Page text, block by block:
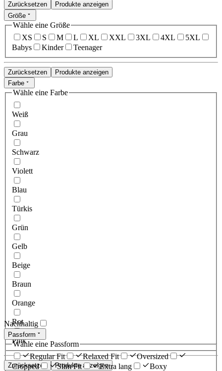
Zurücksetzen
Produkte anzeigen
Größe
Wähle eine Größe
XS
S M L XL XXL 3XL 4XL
5XL
Babys
Kinder Teenager
Zurücksetzen
Produkte anzeigen
Farbe
Wähle eine Farbe
Weiß
Grau
Schwarz
Violett
Blau
Türkis
Grün
Gelb
Beige
Braun
Orange
Rot
Pink
Zurücksetzen Produkte anzeigen
Nachhaltig
Passform
Wähle eine Passform
Regular Fit
Relaxed Fit
Oversized
Cropped
Slim Fit Extra lang Boxy